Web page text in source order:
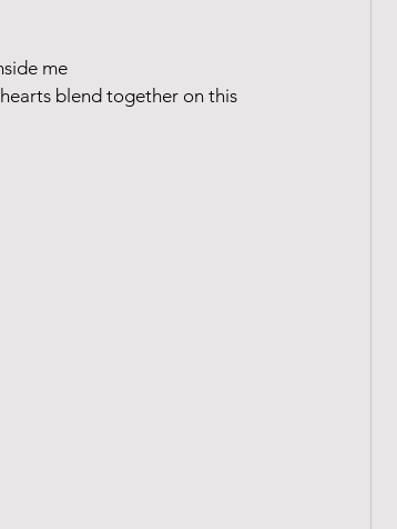
me
blend together on this